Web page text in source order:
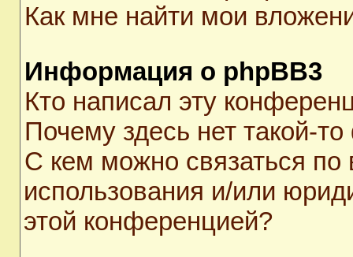
Как мне найти мои
Информация о phpBB3
Кто написал эту
Почему здесь нет такой-
С кем можно связаться по
использования и/или
этой конференцией?